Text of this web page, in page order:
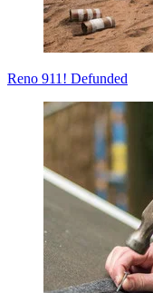
Reno 911! Defunded